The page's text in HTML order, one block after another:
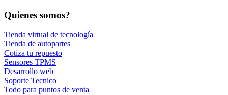
Quienes somos?
Tienda virtual de tecnología
Tienda de autopartes
Cotiza tu repuesto
Sensores TPMS
Desarrollo web
Soporte Tecnico
Todo para puntos de venta